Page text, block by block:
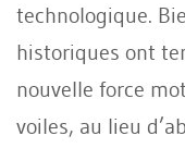
technologique.
historiques ont
nouvelle force
voiles, au lieu